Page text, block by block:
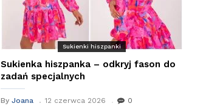
Sukienki hiszpanki
Sukienka hiszpanka – odkryj fason do
zadań specjalnych
By Joana 12 czerwca 2026 0